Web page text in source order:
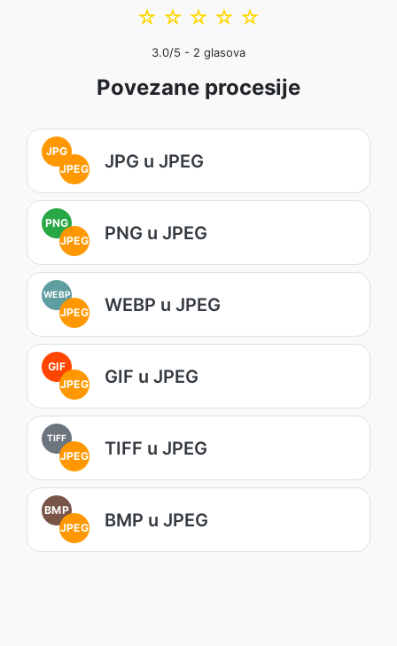
☆
☆
☆
☆
☆
3.0/5 - 2 glasova
Povezane procesije
JPG
JPEG
JPG u JPEG
PNG
JPEG
PNG u JPEG
WEBP
JPEG WEBP u JPEG
GIF
JPEG
GIF u JPEG
TIFF
JPEG TIFF u JPEG
BMP
JPEG
BMP u JPEG